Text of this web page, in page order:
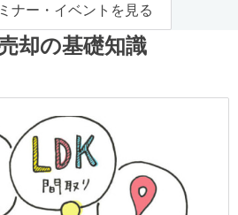
ナー・イベントを見る
却の基礎知識